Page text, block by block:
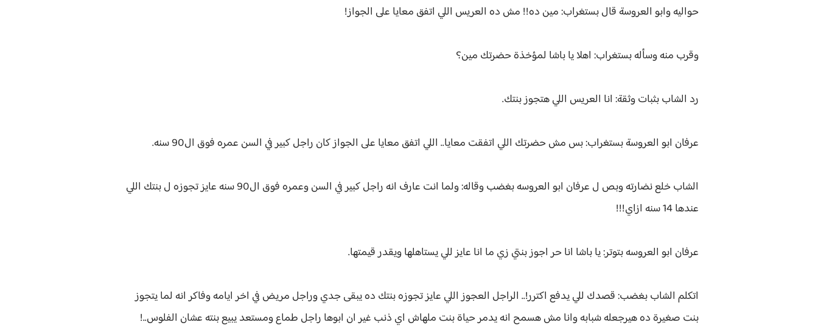
حواليه وابو العروسة قال بستغراب: مين ده!! مش ده العريس اللي اتفق معايا على الجواز!
وقرب منه وسأله بستغراب: اهلا يا باشا لمؤخذة حضرتك مين؟
رد الشاب بثبات وثقة: انا العريس اللي هتجوز بنتك.
عرفان ابو العروسة بستغراب: بس مش حضرتك اللي اتفقت معايا.. اللي اتفق معايا على الجواز كان راجل كبير في السن عمره فوق ال90 سنه.
الشاب خلع نضارته وبص ل عرفان ابو العروسه بغضب وقاله: ولما انت عارف انه راجل كبير في السن وعمره فوق ال90 سنه عايز تجوزه ل بنتك اللي
عندها 14 سنه ازاي!!!
عرفان ابو العروسه بتوتر: يا باشا انا حر اجوز بنتي زي ما انا عايز للي يستاهلها ويقدر قيمتها.
اتكلم الشاب بغضب: قصدك للي يدفع اكترر!.. الراجل العجوز اللي عايز تجوزه بنتك ده يبقى جدي وراجل مريض في اخر ايامه وفاكر انه لما يتجوز
بنت صغيرة ده هيرجعله شبابه وانا مش هسمح انه يدمر حياة بنت ملهاش اي ذنب غير ان ابوها راجل طماع ومستعد يبيع بنته عشان الفلوس..!